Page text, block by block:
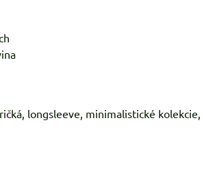
longsleeve, minimalistické